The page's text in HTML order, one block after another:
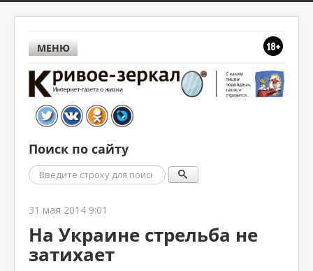
МЕНЮ
Поиск по сайту
Поиск
31 мая 2014 9:01
На Украине стрельба не
затихает